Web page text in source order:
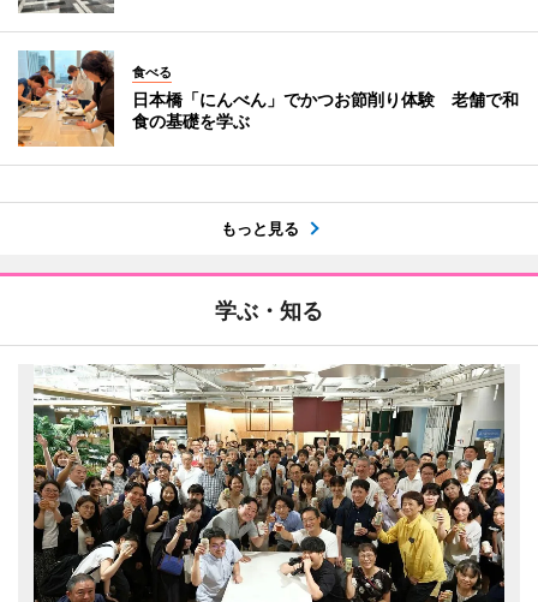
食べる
日本橋「にんべん」でかつお節削り体験 老舗で和
食の基礎を学ぶ
もっと見る
学ぶ・知る